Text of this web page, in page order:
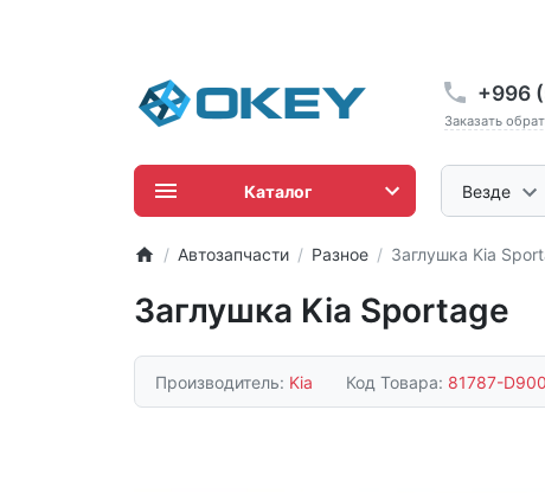
+996
Заказать
Везде
Каталог
Автозапчасти Разное Заглушка Kia
Заглушка Kia Sportage
Производитель: Kia Код Товара: 81787-